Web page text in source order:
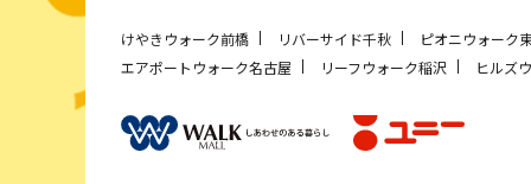
けやきウォーク前橋 リバーサイド千秋
ピオニウォーク
エアポートウォーク名古屋
リーフウォーク稲沢 ヒルズ